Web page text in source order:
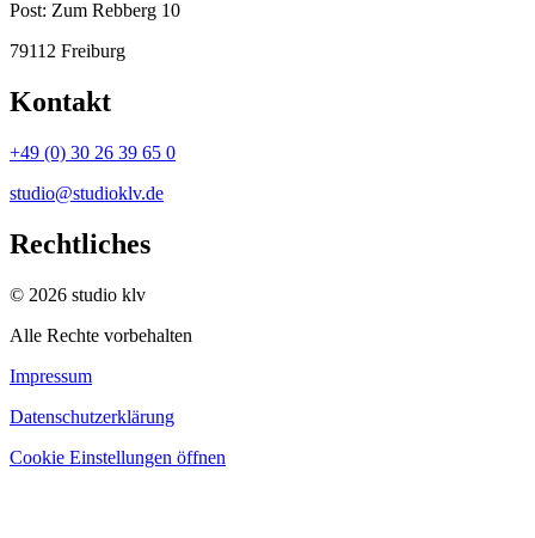
Post: Zum Rebberg 10
79112 Freiburg
Kontakt
+49 (0) 30 26 39 65 0
studio@studioklv.de
Rechtliches
© 2026 studio klv
Alle Rechte vorbehalten
Impressum
Datenschutzerklärung
Cookie Einstellungen öffnen